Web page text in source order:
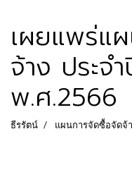
เผยแพร่แ
จ้าง ประจ
พ.ศ.2566
ธีรรัตน์ แผนการจัดซื้อจัดจ้